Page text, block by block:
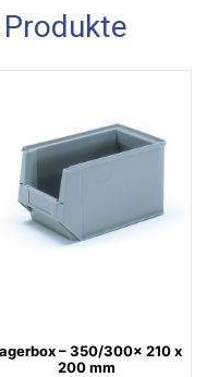
– 350/300x 210 x
200 mm